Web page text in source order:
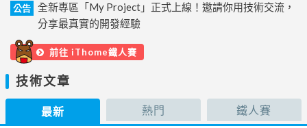
公告
全新專區「My Project」正式上線！邀請你用技術交流，
分享最真實的開發經驗
前往 iThome鐵人賽
技術文章
最新 熱門 鐵人賽